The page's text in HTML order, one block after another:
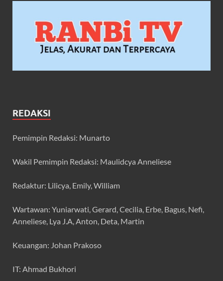
REDAKSI
Pemimpin Redaksi: Munarto
Wakil Pemimpin Redaksi: Maulidcya Anneliese
Redaktur: Lilicya, Emily, William
Wartawan: Yuniarwati, Gerard, Cecilia, Erbe, Bagus, Nefi,
Anneliese, Lya J.A, Anton, Deta, Martin
Keuangan: Johan Prakoso
IT: Ahmad Bukhori